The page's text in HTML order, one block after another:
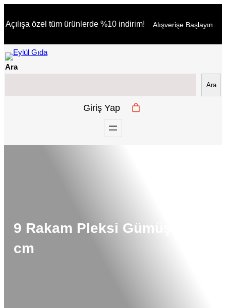
geç
Açılışa özel tüm ürünlerde %10 indirim! Alışverişe Başlayın
Ara
Ara
Giriş Yap
9 Rakam Pleksi Gümüş 10
cm